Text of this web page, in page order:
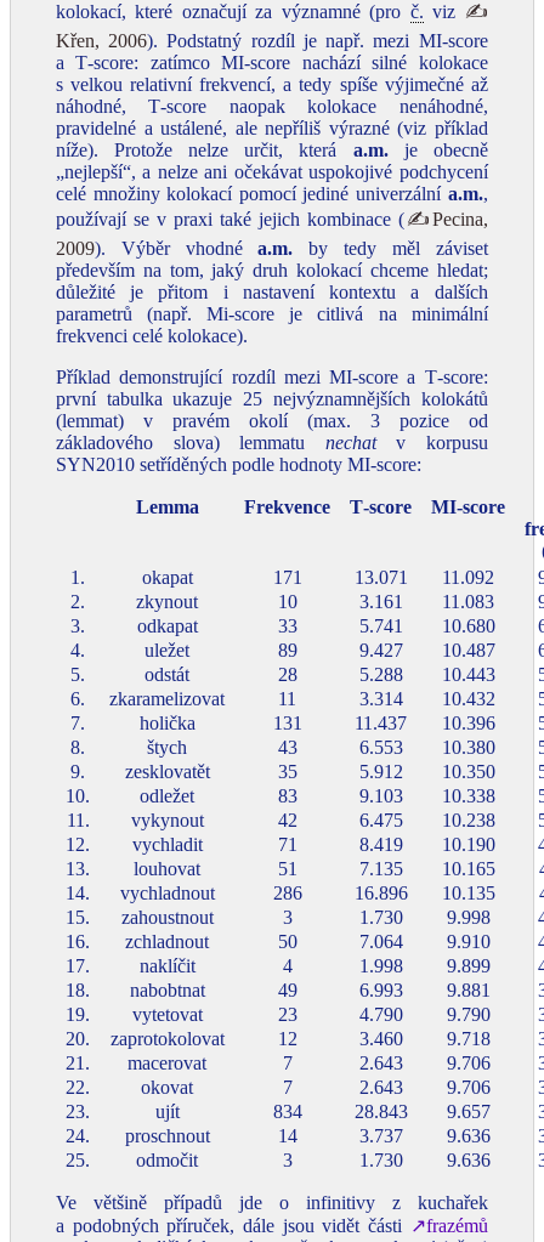
kolokací, které označují za významné (pro č. viz ✍
Křen, 2006). Podstatný rozdíl je např. mezi MI‑score
a T‑score: zatímco MI‑score nachází silné kolokace
s velkou relativní frekvencí, a tedy spíše výjimečné až
náhodné, T‑score naopak kolokace nenáhodné,
pravidelné a ustálené, ale nepříliš výrazné (viz příklad
níže). Protože nelze určit, která a.m.je obecně
„nejlepší“, a nelze ani očekávat uspokojivé podchycení
celé množiny kolokací pomocí jediné univerzální a.m.,
používají se v praxi také jejich kombinace (✍Pecina,
2009). Výběr vhodnéa.m. by tedy měl záviset
především na tom, jaký druh kolokací chceme hledat;
důležité je přitom i nastavení kontextu a dalších
parametrů (např. Mi‑score je citlivá na minimální
frekvenci celé kolokace).
Příklad demonstrující rozdíl mezi MI‑score a T‑score:
první tabulka ukazuje 25 nejvýznamnějších kolokátů
(lemmat) v pravém okolí (max. 3 pozice od
základového slova) lemmatu nechatv korpusu
SYN2010 setříděných podle hodnoty MI‑score:
Lemma Frekvence T‑score
MI‑score
1.
okapat 171 13.071 11.092
2.
zkynout 10 3.161 11.083
3.
odkapat 33 5.741 10.680
4.
uležet 89 9.427 10.487
5.
odstát 28 5.288 10.443
6.
zkaramelizovat 11 3.314 10.432
7.
holička 131 11.437 10.396
8.
štych 43 6.553 10.380
9.
zesklovatět 35 5.912 10.350
10.
odležet 83 9.103 10.338
11.
vykynout 42 6.475 10.238
12.
vychladit 71 8.419 10.190
13.
louhovat 51 7.135 10.165
14.
vychladnout 286 16.896 10.135
15.
zahoustnout 3 1.730 9.998
16.
zchladnout 50 7.064 9.910
17.
naklíčit 4 1.998 9.899
18.
nabobtnat 49 6.993 9.881
19.
vytetovat 23 4.790 9.790
20.
zaprotokolovat 12 3.460 9.718
21.
macerovat 7 2.643 9.706
22.
okovat 7 2.643 9.706
23.
ujít 834 28.843 9.657
24.
proschnout 14 3.737 9.636
25.
odmočit 3 1.730 9.636
Ve většině případů jde o infinitivy z kuchařek
a podobných příruček, dále jsou vidět části ↗frazémů